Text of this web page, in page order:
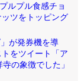
ルプル食感チョ
ツをトッピング
が発券機を導
をツイート「ア
の象徴でした」